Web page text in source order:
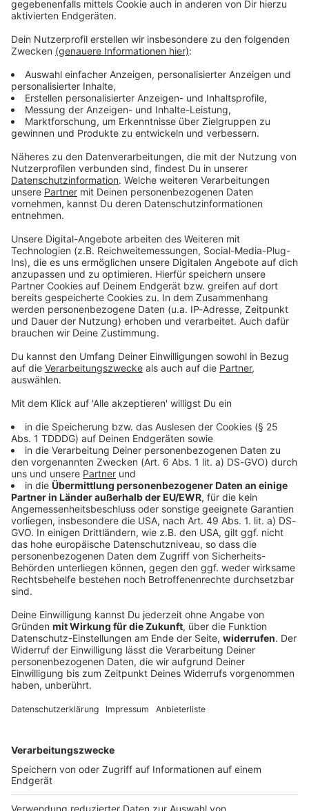
Verpass' nichts mehr - mit unserem kostenlosen
ANTENNE BAYERN Newsletter. Ob Nachrichten,
Lifestyle oder unsere neuesten Aktionen - wir
informieren dich.
Zum Newsletter anmelden
Du möchtest uns etwas sagen?
Kontaktformular
Sprachnachricht
© dpa-infocom, dpa:260529-930-148856/1
DAS KÖNNTE DICH AUCH INTERESSIEREN
Bayern
drei Vorständen
Fußball-Zweitligist Nürnberg setzt auf Kontinuität:
Drei Vorstände bleiben an Bord, um den Weg Richtung
Bundesliga weiterzugehen.
DEINE GEMERKTEN ARTIKEL
Du hast dir noch keine Artikel gemerkt